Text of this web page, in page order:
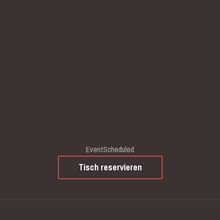
EventScheduled
Tisch reservieren